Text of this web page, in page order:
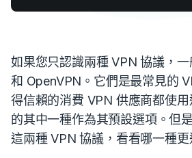
如果您只認識兩種 VPN 協議，
和 OpenVPN。它們是最常見的
得信賴的消費 VPN 供應商都使
的其中一種作為其預設選項。但
這兩種 VPN 協議，看看哪一種更